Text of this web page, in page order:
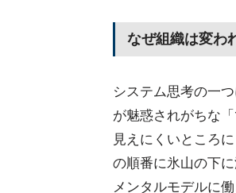
なぜ組織は変わ
システム思考の一
が魅惑されがちな
見えにくいところ
の順番に氷山の下
メンタルモデルに